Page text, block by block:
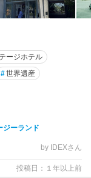
ージホテル
#世界遺産
ジーランド
by IDEXさん
投稿日：１年以上前